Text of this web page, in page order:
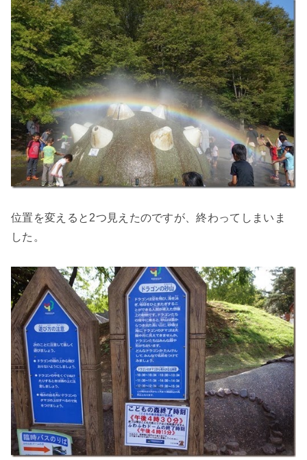
位置を変えると2つ見えたのですが、終わってしまいま
した。